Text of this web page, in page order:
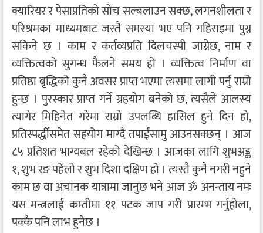
क्यारियर र पेसाप्रतिको सोच सल्बलाउन सक्छ, लगनशीलता र
परिश्रमका माध्यमबाट जस्तै समस्या भए पनि गहिराइमा पुग्न
सकिने छ । काम र कर्तव्यप्रति दिलचस्पी जाग्नेछ, नाम र
व्यक्तित्वको सुगन्ध फैलने समय हो । व्यक्तित्व निर्माण वा
प्रतिष्ठा बृद्धिको कुनै अवसर प्राप्त भएमा त्यसमा लागी पर्नु राम्रो
हुन्छ । पुरस्कार प्राप्त गर्ने ग्रहयोग बनेको छ, त्यसैले आलस्य
त्यागेर मिहिनेत गरेमा राम्रो उपलब्धि हासिल हुने दिन हो,
प्रतिस्पर्द्धीसमेत सहयोग माग्दै तपाईंसामु आउनसक्छन् । आज
८५ प्रतिशत भाग्यबल रहेको देखिन्छ । आजका लागि शुभअङ्क
१, शुभ रङ पहेंलो र शुभ दिशा दक्षिण हो । त्यस्तै कुनै नगरी नहुने
काम छ वा अचानक यात्रामा जानुछ भने आज ॐ अनन्ताय नमः
यस मन्त्रलाई कम्तीमा ११ पटक जाप गरी प्रारम्भ गर्नुहोला,
पक्कै पनि लाभ हुनेछ ।